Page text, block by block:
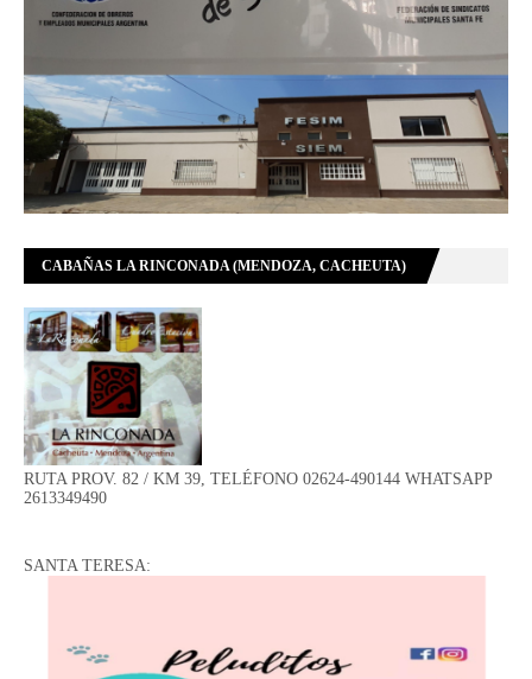
CABAÑAS LA RINCONADA (MENDOZA, CACHEUTA)
RUTA PROV. 82 / KM 39, TELÉFONO 02624-490144 WHATSAPP
2613349490
SANTA TERESA: